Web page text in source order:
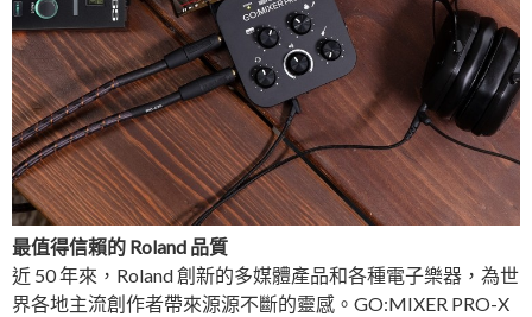
最值得信賴的 Roland 品質
近 50 年來，Roland 創新的多媒體產品和各種電子樂器，為世
界各地主流創作者帶來源源不斷的靈感。GO:MIXER PRO-X